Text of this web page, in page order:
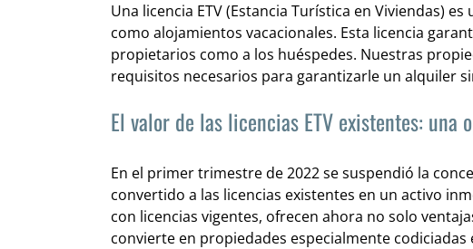
Una licencia ETV (Estancia Turística en Viviendas)
como alojamientos vacacionales. Esta licencia
propietarios como a los huéspedes. Nuestras
requisitos necesarios para garantizarle un alquiler
El valor de las licencias ETV existentes:
En el primer trimestre de 2022 se suspendió la
convertido a las licencias existentes en un activo
con licencias vigentes, ofrecen ahora no solo
convierte en propiedades especialmente